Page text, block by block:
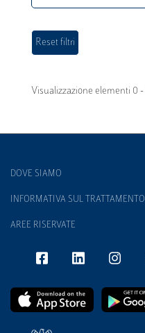
Visualizzazione elementi 0
DOVE SIAMO
INFORMATIVA SUL TRATTAMENTO
AREE RISERVATE